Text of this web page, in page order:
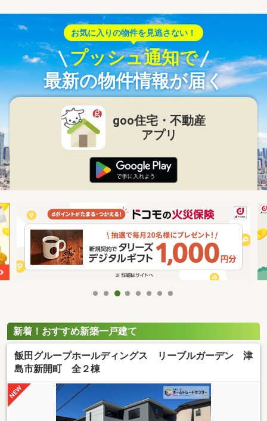
お気に入りの物件を見逃さない！
プッシュ通知で
最新の物件情報が届く
goo住宅・不動産
アプリ
新着！おすすめ新築一戸建て
飯田グループホールディングス リーブルガーデン 津
島市新開町 全２棟